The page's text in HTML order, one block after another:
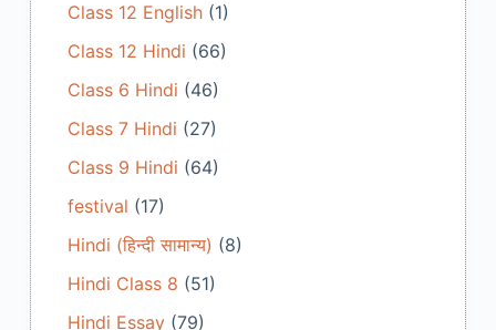
Class 12 English(1)
Class 12 Hindi (66)
Class 6 Hindi (46)
Class 7 Hindi (27)
Class 9 Hindi (64)
festival (17)
Hindi (हिन्दी सामान्य) (8)
Hindi Class 8 (51)
Hindi Essay(79)